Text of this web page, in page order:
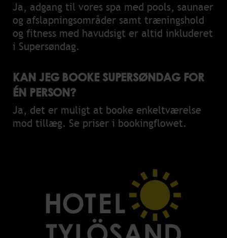
Ja, adgang til vores spa med pools, saunaer
og afslapningsområder samt træningshold
og fitness med havudsigt er altid inkluderet
i Supersøndag.
KAN JEG BOOKE SUPERSØNDAG FOR
ÉN PERSON?
Ja, det er muligt at booke enkeltværelse
mod tillæg. Se priser i bookingflowet.